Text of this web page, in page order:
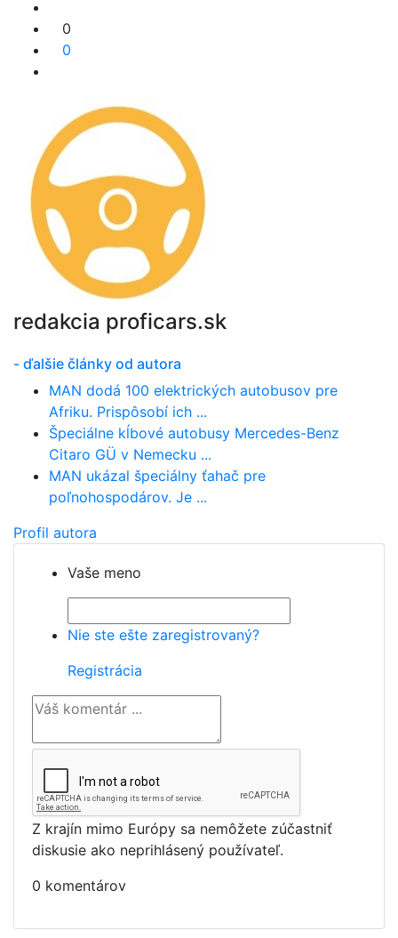
0
0
redakcia proficars.sk
- ďalšie články od autora
MAN dodá 100 elektrických autobusov pre
Afriku. Prispôsobí ich ...
Špeciálne kĺbové autobusy Mercedes-Benz
Citaro GÜ v Nemecku ...
MAN ukázal špeciálny ťahač pre
poľnohospodárov. Je ...
Profil autora
Vaše meno
Nie ste ešte zaregistrovaný?
Registrácia
Z krajín mimo Európy sa nemôžete zúčastniť
diskusie ako neprihlásený používateľ.
0 komentárov